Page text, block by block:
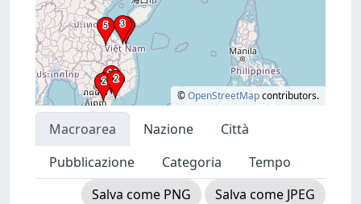
©OpenStreetMapcontributors.
Macroarea Nazione
Città
Pubblicazione
Categoria
Tempo
Salva come PNG
Salva come JPEG